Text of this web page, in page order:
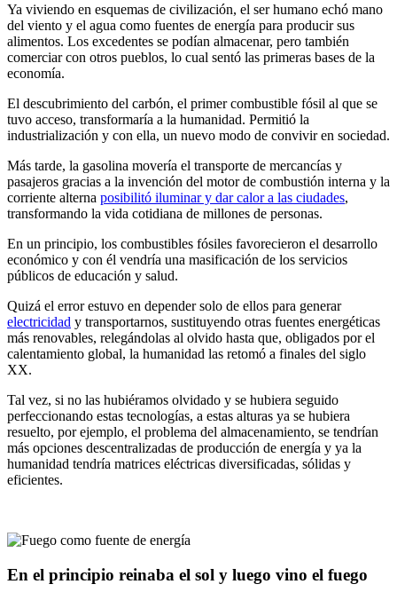
Ya viviendo en esquemas de civilización, el ser humano echó mano
del viento y el agua como fuentes de energía para producir sus
alimentos. Los excedentes se podían almacenar, pero también
comerciar con otros pueblos, lo cual sentó las primeras bases de la
economía.
El descubrimiento del carbón, el primer combustible fósil al que se
tuvo acceso, transformaría a la humanidad. Permitió la
industrialización y con ella, un nuevo modo de convivir en sociedad.
Más tarde, la gasolina movería el transporte de mercancías y
pasajeros gracias a la invención del motor de combustión interna y la
corriente alterna posibilitó iluminar y dar calor a las ciudades,
transformando la vida cotidiana de millones de personas.
En un principio, los combustibles fósiles favorecieron el desarrollo
económico y con él vendría una masificación de los servicios
públicos de educación y salud.
Quizá el error estuvo en depender solo de ellos para generar
electricidad y transportarnos, sustituyendo otras fuentes energéticas
más renovables, relegándolas al olvido hasta que, obligados por el
calentamiento global, la humanidad las retomó a finales del siglo
XX.
Tal vez, si no las hubiéramos olvidado y se hubiera seguido
perfeccionando estas tecnologías, a estas alturas ya se hubiera
resuelto, por ejemplo, el problema del almacenamiento, se tendrían
más opciones descentralizadas de producción de energía y ya la
humanidad tendría matrices eléctricas diversificadas, sólidas y
eficientes.
En el principio reinaba el sol y luego vino el fuego